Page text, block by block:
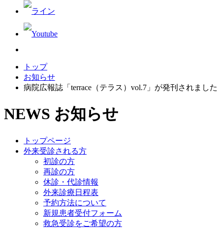
トップ
お知らせ
病院広報誌「terrace（テラス）vol.7」が発刊されました
NEWS お知らせ
トップページ
外来受診される方
初診の方
再診の方
休診・代診情報
外来診療日程表
予約方法について
新規患者受付フォーム
救急受診をご希望の方